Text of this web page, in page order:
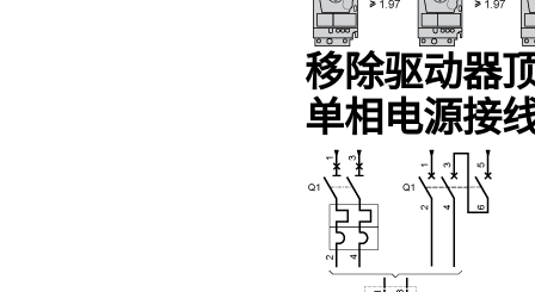
移除驱动器
单相电源接